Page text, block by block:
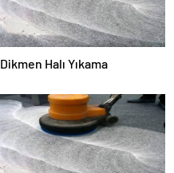
Dikmen Halı Yıkama